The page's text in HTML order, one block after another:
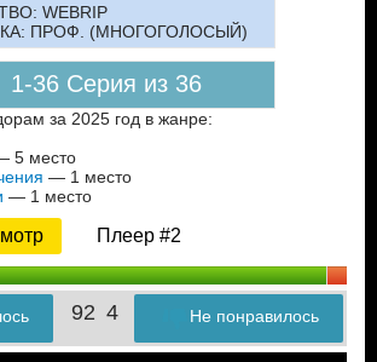
WEBRIP
ПРОФ. (МНОГОГОЛОСЫЙ)
1-36 Серия из 36
за 2025 год в жанре:
5 место
— 1 место
— 1 место
Плеер #2
92 4 Не понравилось